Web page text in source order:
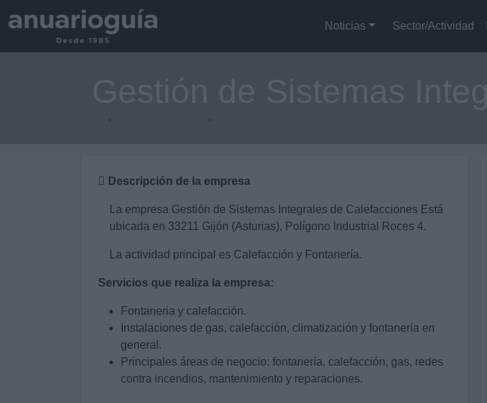
Noticias Sector/Actividad
Descripción de la empresa
La empresa Gestión de Sistemas Integrales de Calefacciones Está
ubicada en 33211 Gijón (Asturias), Polígono Industrial Roces 4.
La actividad principal es Calefacción y Fontanería.
Servicios que realiza la empresa:
Fontaneria y calefacción.
Instalaciones de gas, calefacción, climatización y fontanería en
general.
Principales áreas de negocio: fontanería, calefacción, gas, redes
contra incendios, mantenimiento y reparaciones.